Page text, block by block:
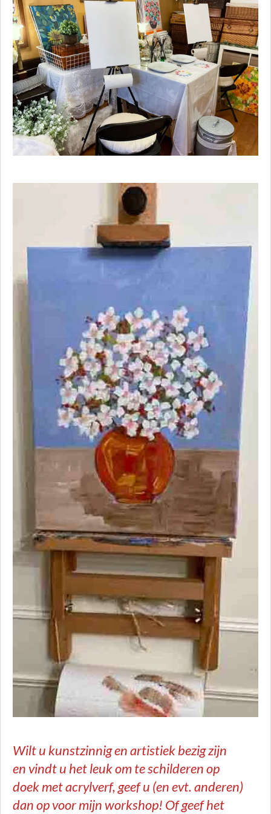
Wilt u kunstzinnig en artistiek bezig zijn
en vindt u het leuk om te schilderen op
doek met acrylverf, geef u (en evt. anderen)
dan op voor mijn workshop! Of geef het